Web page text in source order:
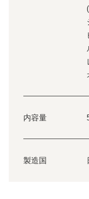
内容量
製造国